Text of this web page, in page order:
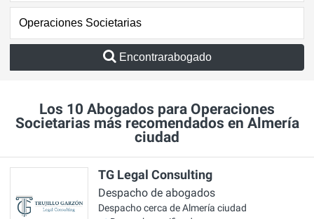
Encontrarabogado
Los 10 Abogados para Operaciones
Societarias más recomendados en Almería
ciudad
TG Legal Consulting
Despacho de abogados
Despacho cerca de Almería ciudad